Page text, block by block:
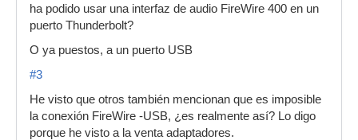
ha podido usar una interfaz de audio FireWire 400 en un
puerto Thunderbolt?
O ya puestos, a un puerto USB
#3
He visto que otros también mencionan que es imposible
la conexión FireWire -USB, ¿es realmente así? Lo digo
porque he visto a la venta adaptadores.